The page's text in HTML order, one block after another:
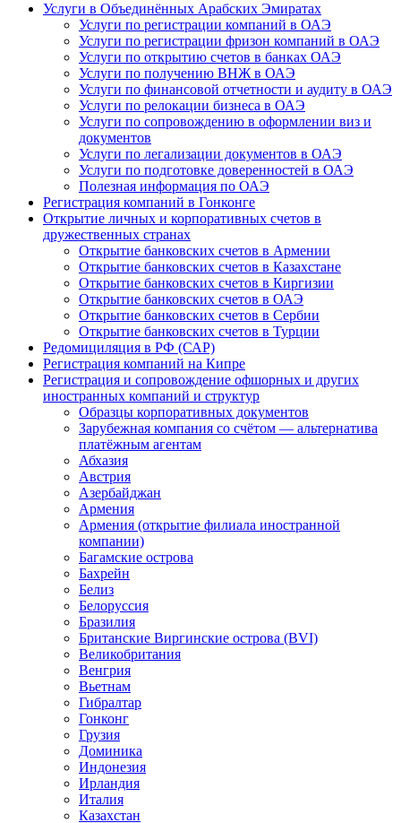
Услуги в Объединённых Арабских Эмиратах
Услуги по регистрации компаний в ОАЭ
Услуги по регистрации фризон компаний в ОАЭ
Услуги по открытию счетов в банках ОАЭ
Услуги по получению ВНЖ в ОАЭ
Услуги по финансовой отчетности и аудиту в ОАЭ
Услуги по релокации бизнеса в ОАЭ
Услуги по сопровождению в оформлении виз и
документов
Услуги по легализации документов в ОАЭ
Услуги по подготовке доверенностей в ОАЭ
Полезная информация по ОАЭ
Регистрация компаний в Гонконге
Открытие личных и корпоративных счетов в
дружественных странах
Открытие банковских счетов в Армении
Открытие банковских счетов в Казахстане
Открытие банковских счетов в Киргизии
Открытие банковских счетов в ОАЭ
Открытие банковских счетов в Сербии
Открытие банковских счетов в Турции
Редомициляция в РФ (САР)
Регистрация компаний на Кипре
Регистрация и сопровождение офшорных и других
иностранных компаний и структур
Образцы корпоративных документов
Зарубежная компания со счётом — альтернатива
платёжным агентам
Абхазия
Австрия
Азербайджан
Армения
Армения (открытие филиала иностранной
компании)
Багамские острова
Бахрейн
Белиз
Белоруссия
Бразилия
Британские Виргинские острова (BVI)
Великобритания
Венгрия
Вьетнам
Гибралтар
Гонконг
Грузия
Доминика
Индонезия
Ирландия
Италия
Казахстан